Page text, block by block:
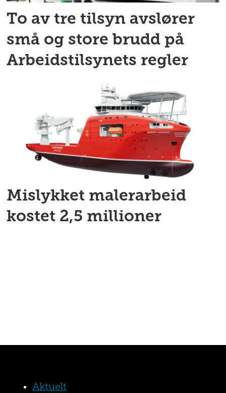
To av tre tilsyn avslører
små og store brudd på
Arbeidstilsynets regler
Mislykket malerarbeid
kostet 2,5 millioner
Aktuelt